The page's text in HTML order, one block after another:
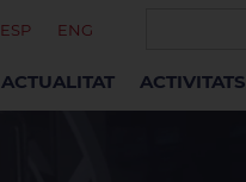
ESP ENG
ACTUALITAT ACTIVITATS